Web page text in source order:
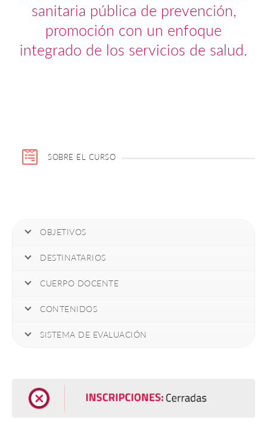
sanitaria pública de prevención,
promoción con un enfoque
integrado de los servicios de salud.
SOBRE EL CURSO
OBJETIVOS
DESTINATARIOS
CUERPO DOCENTE
CONTENIDOS
SISTEMA DE EVALUACIÓN